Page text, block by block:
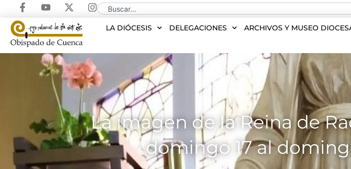
LA DIÓCESIS DELEGACIONES ARCHIVOS Y MUSEO
La imagen de la Reina de
domingo 17 al